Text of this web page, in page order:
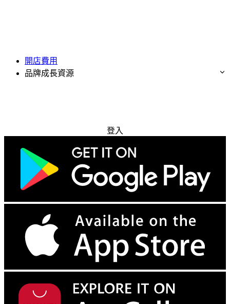
開店費用
品牌成長資源
登入